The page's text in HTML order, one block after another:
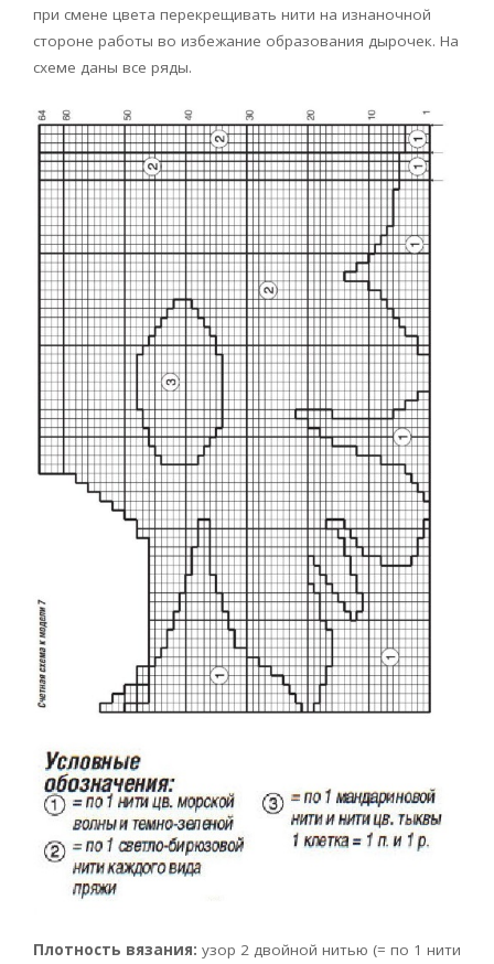
при смене цвета перекрещивать нити на изнаночной
стороне работы во избежание образования дырочек. На
схеме даны все ряды.
Плотность вязания: узор 2 двойной нитью (= по 1 нити